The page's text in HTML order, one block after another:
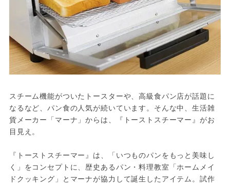
スチーム機能がついたトースターや、高級食パン店が話題に
なるなど、パン食の人気が続いています。そんな中、生活雑
貨メーカー「マーナ」からは、『トーストスチーマー』がお
目見え。
『トーストスチーマー』は、「いつものパンをもっと美味し
く」をコンセプトに、歴史あるパン・料理教室「ホームメイ
ドクッキング」とマーナが協力して誕生したアイテム。試作